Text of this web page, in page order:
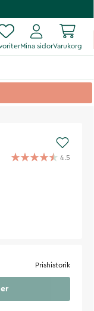
Mina sidorVarukorg
4.5
Prishistorik